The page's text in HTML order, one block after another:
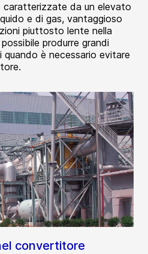
caratterizzate da un elevato
e di gas, vantaggioso
piuttosto lente nella
produrre grandi
quando è necessario evitare
convertitore